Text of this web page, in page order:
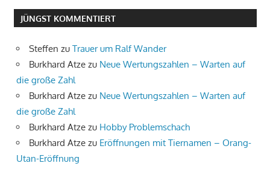
JÜNGST KOMMENTIERT
Steffen zu Trauer um Ralf Wander
Burkhard Atze zu Neue Wertungszahlen – Warten auf
die große Zahl
Burkhard Atze zu Neue Wertungszahlen – Warten auf
die große Zahl
Burkhard Atze zu Hobby Problemschach
Burkhard Atze zu Eröffnungen mit Tiernamen – Orang-
Utan-Eröffnung